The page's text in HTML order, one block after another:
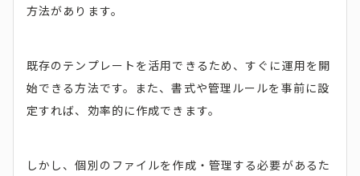
方法があります。
既存のテンプレートを活用できるため、すぐに運用を開
始できる方法です。また、書式や管理ルールを事前に設
定すれば、効率的に作成できます。
しかし、個別のファイルを作成・管理する必要があるた